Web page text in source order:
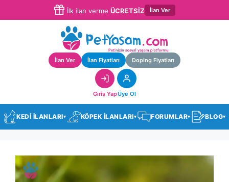
İlk ilan verme ÜCRETSİZ İlan Ver
İlan Ver İlan Fiyatları Doping Fiyatları
Giriş YapÜye Ol
KEDİ İLANLARI▾ KÖPEK İLANLARI▾ FORUMLAR▾ BLOG▾